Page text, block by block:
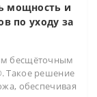
мощность и
по уходу за
бесщёточным
Такое решение
обеспечивая